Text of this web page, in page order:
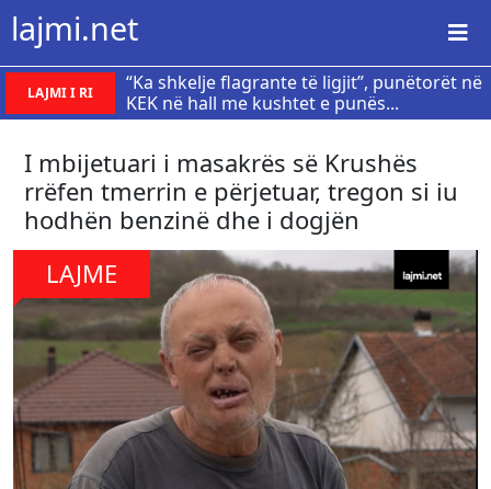
lajmi.net
LAJMI I RI
“Ka shkelje flagrante të ligjit”, punëtorët në
KEK në hall me kushtet e punës...
I mbijetuari i masakrës së Krushës
rrëfen tmerrin e përjetuar, tregon si iu
hodhën benzinë dhe i dogjën
LAJME